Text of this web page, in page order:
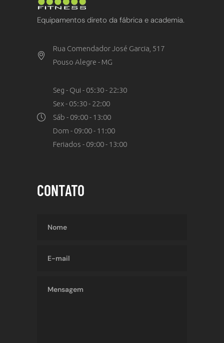
Equipamentos direto da fábrica e academia.
Rua Comendador José Garcia, 517
Pouso Alegre - MG
Seg - Qui - 05:30 - 22:30
Sex - 05:30 - 22:00
Sáb - 09:00 - 13:00
Dom - 09:00 - 11:00
Feriados - 09:00 - 13:00
CONTATO